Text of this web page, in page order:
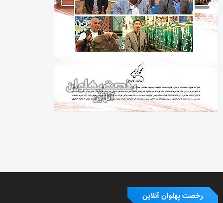
رخصت پهلوان آنلاین